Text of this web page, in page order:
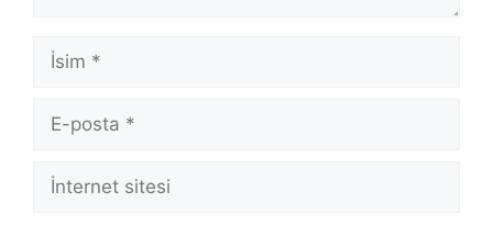
İsim
posta
İnternet